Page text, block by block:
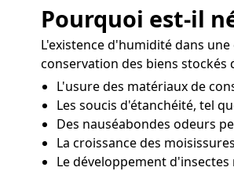
Pourquoi est-il
L'existence d'humidité dans
conservation des biens stockés
L'usure des matériaux de
Les soucis d'étanchéité, tel
Des nauséabondes odeurs
La croissance des
Le développement